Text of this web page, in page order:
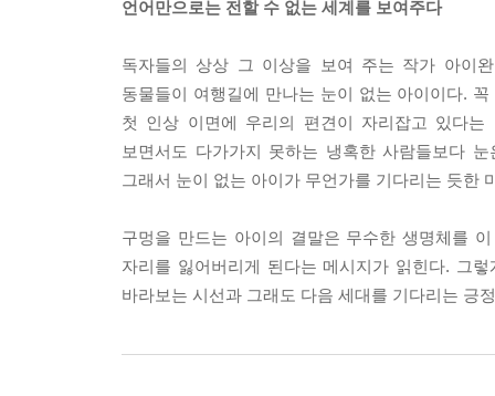
언어만으로는 전할 수 없는 세계를 보여주다
독자들의 상상 그 이상을 보여 주는 작가 아이
동물들이 여행길에 만나는 눈이 없는 아이이다.
첫 인상 이면에 우리의 편견이 자리잡고 있다
보면서도 다가가지 못하는 냉혹한 사람들보다
그래서 눈이 없는 아이가 무언가를 기다리는 듯한
구멍을 만드는 아이의 결말은 무수한 생명체를
자리를 잃어버리게 된다는 메시지가 읽힌다. 그
바라보는 시선과 그래도 다음 세대를 기다리는 긍